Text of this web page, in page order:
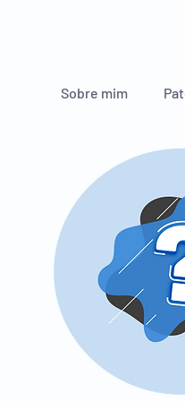
Sobre mim